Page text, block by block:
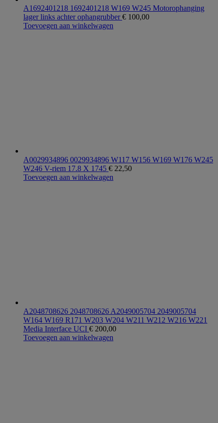
A1692401218 1692401218 W169 W245 Motorophanging
lager links achter ophangrubber€ 100,00
Toevoegen aan winkelwagen
A0029934896 0029934896 W117 W156 W169 W176 W245
W246 V-riem 17.8 X 1745 € 22,50
Toevoegen aan winkelwagen
A2048708626 2048708626 A2049005704 2049005704
W164 W169 R171 W203 W204 W211 W212 W216 W221
Media Interface UCI € 200,00
Toevoegen aan winkelwagen